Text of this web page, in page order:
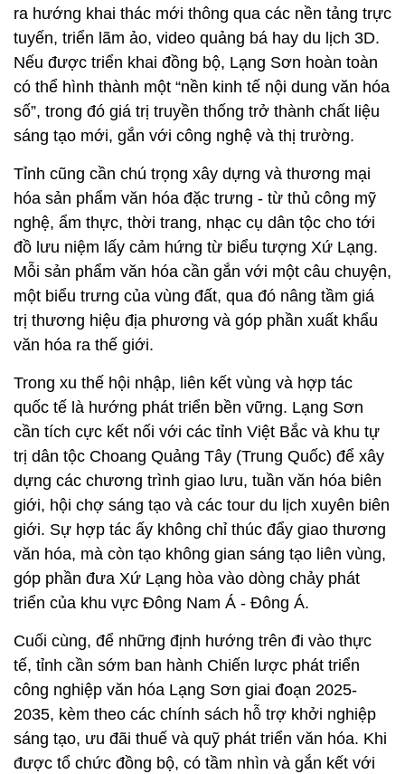
ra hướng khai thác mới thông qua các nền tảng trực
tuyến, triển lãm ảo, video quảng bá hay du lịch 3D.
Nếu được triển khai đồng bộ, Lạng Sơn hoàn toàn
có thể hình thành một “nền kinh tế nội dung văn hóa
số”, trong đó giá trị truyền thống trở thành chất liệu
sáng tạo mới, gắn với công nghệ và thị trường.
Tỉnh cũng cần chú trọng xây dựng và thương mại
hóa sản phẩm văn hóa đặc trưng - từ thủ công mỹ
nghệ, ẩm thực, thời trang, nhạc cụ dân tộc cho tới
đồ lưu niệm lấy cảm hứng từ biểu tượng Xứ Lạng.
Mỗi sản phẩm văn hóa cần gắn với một câu chuyện,
một biểu trưng của vùng đất, qua đó nâng tầm giá
trị thương hiệu địa phương và góp phần xuất khẩu
văn hóa ra thế giới.
Trong xu thế hội nhập, liên kết vùng và hợp tác
quốc tế là hướng phát triển bền vững. Lạng Sơn
cần tích cực kết nối với các tỉnh Việt Bắc và khu tự
trị dân tộc Choang Quảng Tây (Trung Quốc) để xây
dựng các chương trình giao lưu, tuần văn hóa biên
giới, hội chợ sáng tạo và các tour du lịch xuyên biên
giới. Sự hợp tác ấy không chỉ thúc đẩy giao thương
văn hóa, mà còn tạo không gian sáng tạo liên vùng,
góp phần đưa Xứ Lạng hòa vào dòng chảy phát
triển của khu vực Đông Nam Á - Đông Á.
Cuối cùng, để những định hướng trên đi vào thực
tế, tỉnh cần sớm ban hành Chiến lược phát triển
công nghiệp văn hóa Lạng Sơn giai đoạn 2025-
2035, kèm theo các chính sách hỗ trợ khởi nghiệp
sáng tạo, ưu đãi thuế và quỹ phát triển văn hóa. Khi
được tổ chức đồng bộ, có tầm nhìn và gắn kết với